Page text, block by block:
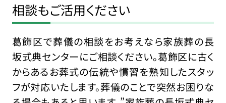
相談もご活用ください
葛飾区で葬儀の相談をお考えなら家族葬の長
坂式典センターにご相談ください。葛飾区に古く
からあるお葬式の伝統や慣習を熟知したスタッ
フが対応いたします。葬儀のことで突然お困りな